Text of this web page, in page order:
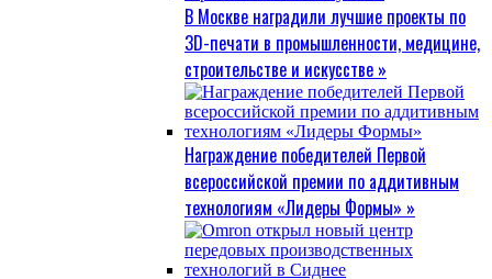
В Москве наградили лучшие проекты по
3D-печати в промышленности, медицине,
строительстве и искусстве »
Награждение победителей Первой
всероссийской премии по аддитивным
технологиям «Лидеры Формы» »